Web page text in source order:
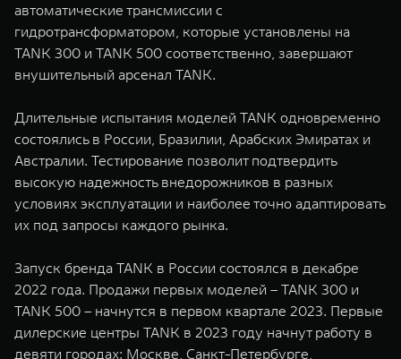
автоматические трансмиссии с
гидротрансформатором, которые установлены на
TANK 300 и TANK 500 соответственно, завершают
внушительный арсенал TANK.
Длительные испытания моделей TANK одновременно
состоялись в России, Бразилии, Арабских Эмиратах и
Австралии. Тестирование позволит подтвердить
высокую надежность внедорожников в разных
условиях эксплуатации и наиболее точно адаптировать
их под запросы каждого рынка.
Запуск бренда TANK в России состоялся в декабре
2022 года. Продажи первых моделей – TANK 300 и
TANK 500 – начнутся в первом квартале 2023. Первые
дилерские центры TANK в 2023 году начнут работу в
девяти городах: Москве, Санкт-Петербурге,